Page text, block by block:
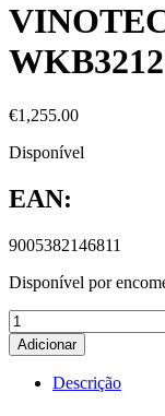
WKB3212
€1,255.00
Disponível
EAN:
9005382146811
Disponível por
Adicionar
Descrição